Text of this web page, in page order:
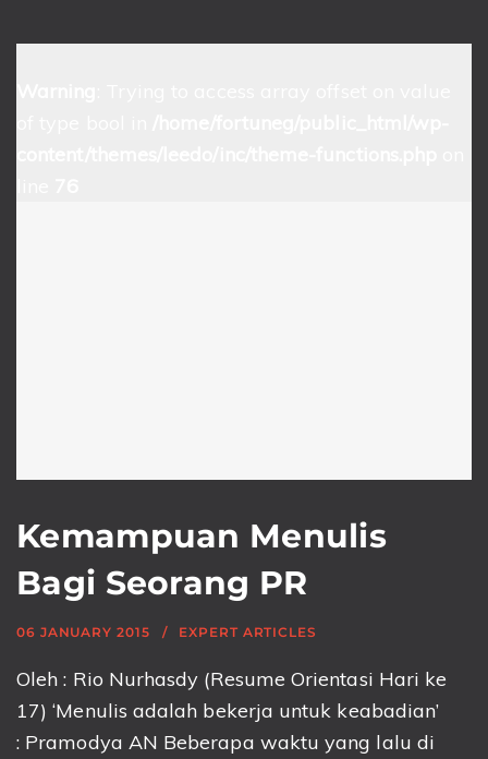
Kemampuan Menulis
Bagi Seorang PR
06 JANUARY 2015 EXPERT ARTICLES
Oleh : Rio Nurhasdy (Resume Orientasi Hari ke
17) ‘Menulis adalah bekerja untuk keabadian’
: Pramodya AN Beberapa waktu yang lalu di